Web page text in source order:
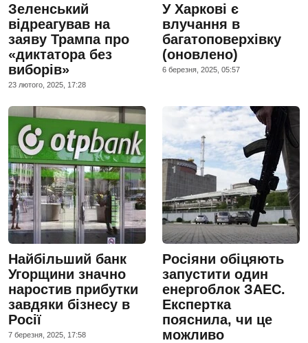
Зеленський
відреагував на
заяву Трампа про
«диктатора без
виборів»
23 лютого, 2025, 17:28
У Харкові є
влучання в
багатоповерхівку
(оновлено)
6 березня, 2025, 05:57
Найбільший банк
Угорщини значно
наростив прибутки
завдяки бізнесу в
Росії
7 березня, 2025, 17:58
Росіяни обіцяють
запустити один
енергоблок ЗАЕС.
Експертка
пояснила, чи це
можливо